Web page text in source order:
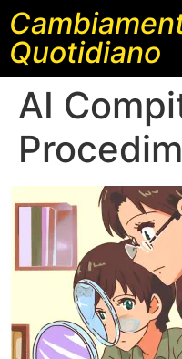
Quotidiano
AI